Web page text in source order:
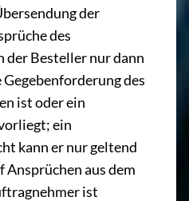
der
des
der Besteller nur dann
des
ist oder ein
ein
kann er nur geltend
Ansprüchen aus dem
ist